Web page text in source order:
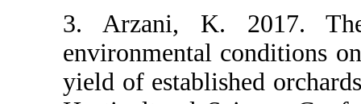
3. Arzani,
environmental
yield of